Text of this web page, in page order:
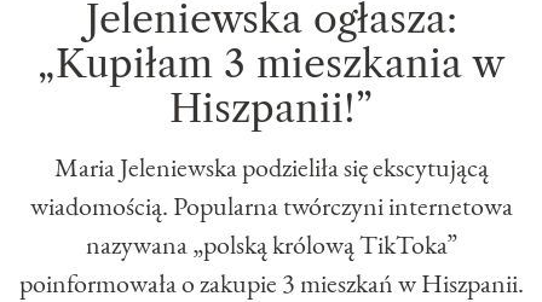
Jeleniewska ogłasza:
„Kupiłam 3 mieszkania w
Hiszpanii!”
Maria Jeleniewska podzieliła się ekscytującą
wiadomością. Popularna twórczyni internetowa
nazywana „polską królową TikToka”
poinformowała o zakupie 3 mieszkań w Hiszpanii.